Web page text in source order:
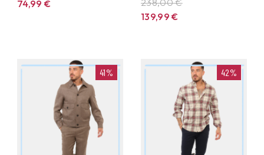
74,99€
139,99€
41% 42%